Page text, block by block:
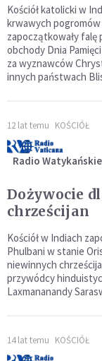
Kościół katolicki w
krwawych
zapoczątkowały falę
obchody Dnia
za wyznawców
innych państwach
12 lat temu KOŚCIÓŁ
Radio
Dożywocie
chrześcijan
Kościół w Indiach
Phulbani w stanie
niewinnych
przywódcy
Laxmananandy
14 lat temu KOŚCIÓŁ